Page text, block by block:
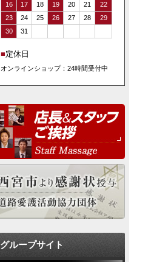
16
17 18 19 20 21
22
23
24 25 26 27 28
29
30
31
■定休日
オンラインショップ：24時間受付中
グループサイト